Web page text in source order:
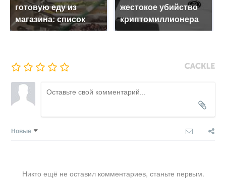
готовую еду из
магазина: список
жестокое убийство
криптомиллионера
Новые
Никто ещё не оставил комментариев, станьте первым.